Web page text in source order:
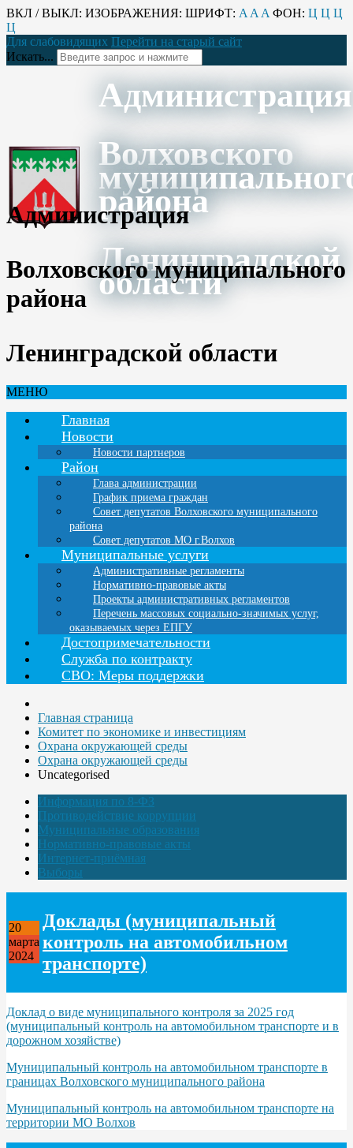
ВКЛ / ВЫКЛ: ИЗОБРАЖЕНИЯ: ШРИФТ: A A A ФОН: Ц Ц Ц
Ц
Для слабовидящих Перейти на старый сайт
Искать...
Администрация
Волховского
района
Ленинградской
области
Администрация
Волховского муниципального
района
Ленинградской области
МЕНЮ
Главная
Новости
Новости партнеров
Район
Глава администрации
График приема граждан
Совет депутатов Волховского муниципального
района
Совет депутатов МО г.Волхов
Муниципальные услуги
Административные регламенты
Нормативно-правовые акты
Проекты административных регламентов
Перечень массовых социально-значимых услуг,
оказываемых через ЕПГУ
Достопримечательности
Служба по контракту
СВО: Меры поддержки
Главная страница
Комитет по экономике и инвестициям
Охрана окружающей среды
Охрана окружающей среды
Uncategorised
Информация по 8-ФЗ
Противодействие коррупции
Муниципальные образования
Нормативно-правовые акты
Интернет-приёмная
Выборы
20
марта
2024
Доклады (муниципальный
контроль на автомобильном
транспорте)
Доклад о виде муниципального контроля за 2025 год
(муниципальный контроль на автомобильном транспорте и в
дорожном хозяйстве)
Муниципальный контроль на автомобильном транспорте в
границах Волховского муниципального района
Муниципальный контроль на автомобильном транспорте на
территории МО Волхов